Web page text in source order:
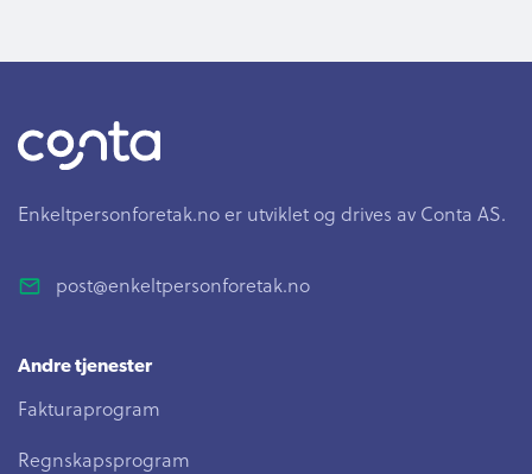
Enkeltpersonforetak.no er utviklet og drives av Conta AS.
post@enkeltpersonforetak.no
Andre tjenester
Fakturaprogram
Regnskapsprogram